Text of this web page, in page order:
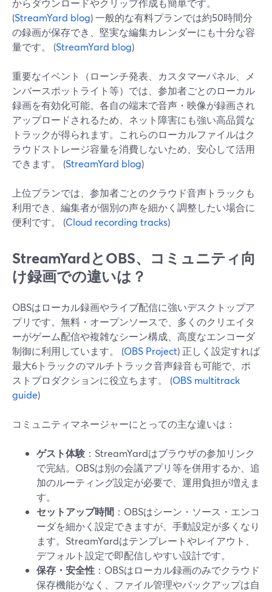
からダウンロードやクリップ作成も簡単です。
(StreamYard blog) 一般的な有料プランでは約50時間分
の録画が保存でき、堅実な編集カレンダーにも十分な容
量です。 (StreamYard blog)
重要なイベント（ローンチ発表、カスタマーパネル、メ
ンバースポットライト等）では、参加者ごとのローカル
録画を有効化可能。各自の端末で音声・映像が録画され
アップロードされるため、ネット障害にも強い高品質な
トラックが得られます。これらのローカルファイルはク
ラウドストレージ容量を消費しないため、安心して活用
できます。 (StreamYard blog)
上位プランでは、参加者ごとのクラウド音声トラックも
利用でき、編集者が個別の声を細かく調整したい場合に
便利です。 (Cloud recording tracks)
StreamYardとOBS、コミュニティ向
け録画での違いは？
OBSはローカル録画やライブ配信に強いデスクトップア
プリです。無料・オープンソースで、多くのクリエイタ
ーがゲーム配信や複雑なシーン構成、高度なエンコーダ
制御に利用しています。 (OBS Project) 正しく設定すれば
最大6トラックのマルチトラック音声録音も可能で、ポ
ストプロダクションに役立ちます。 (OBS multitrack
guide)
コミュニティマネージャーにとっての主な違いは：
ゲスト体験 ：StreamYardはブラウザの参加リンク
で完結。OBSは別の会議アプリ等を併用するか、追
加のルーティング設定が必要で、運用負担が増えま
す。
セットアップ時間 ：OBSはシーン・ソース・エンコ
ーダを細かく設定できますが、手動設定が多くなり
ます。StreamYardはテンプレートやレイアウト、
デフォルト設定で即配信しやすい設計です。
保存・安全性 ：OBSはローカル録画のみでクラウド
保存機能がなく、ファイル管理やバックアップは自